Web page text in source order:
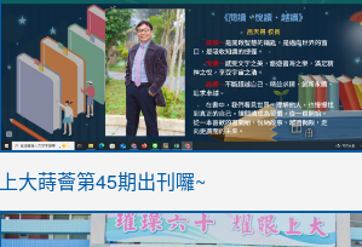
ink
https://sites.google.com/stes.tyc.edu.tw/
link
https://sites.google.com/stes.tyc.edu.tw/
上大蒔薈第45期出刊囉~